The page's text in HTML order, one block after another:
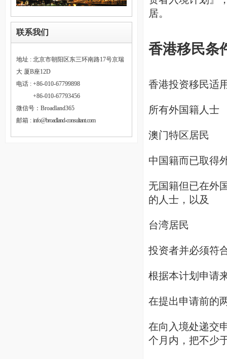
联系我们
地址 : 北京市朝阳区东三环南路17号京瑞
大 厦B座12D
电话 : +86-010-67799898
+86-010-67793456
微信号：Broadland365
邮箱 : info@broadland-consultant.com
居。
香港移民条
香港投资移民适
所有外国籍人士
澳门特区居民
中国籍而已取得
无国籍但已在外
的人士，以及
台湾居民
投资者并必须符
根据本计划申请
在提出申请前的
在向入境处递交
个月内，把不少